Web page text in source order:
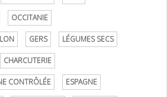
OCCITANIE
GERS LÉGUMES SECS
CHARCUTERIE
CONTRÔLÉE ESPAGNE